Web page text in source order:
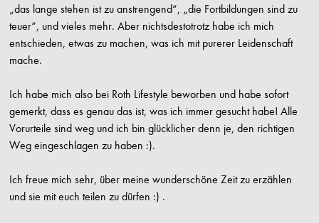
„das lange stehen ist zu anstrengend“, „die Fortbildungen sind zu
teuer“, und vieles mehr. Aber nichtsdestotrotz habe ich mich
entschieden, etwas zu machen, was ich mit purerer Leidenschaft
mache.
Ich habe mich also bei Roth Lifestyle beworben und habe sofort
gemerkt, dass es genau das ist, was ich immer gesucht habe! Alle
Vorurteile sind weg und ich bin glücklicher denn je, den richtigen
Weg eingeschlagen zu haben :).
Ich freue mich sehr, über meine wunderschöne Zeit zu erzählen
und sie mit euch teilen zu dürfen :) .